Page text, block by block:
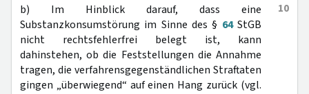
10
b) Im Hinblick darauf, dass eine
Substanzkonsumstörung im Sinne des § 64StGB
nicht rechtsfehlerfrei belegt ist, kann
dahinstehen, ob die Feststellungen die Annahme
tragen, die verfahrensgegenständlichen Straftaten
gingen „überwiegend“ auf einen Hang zurück (vgl.